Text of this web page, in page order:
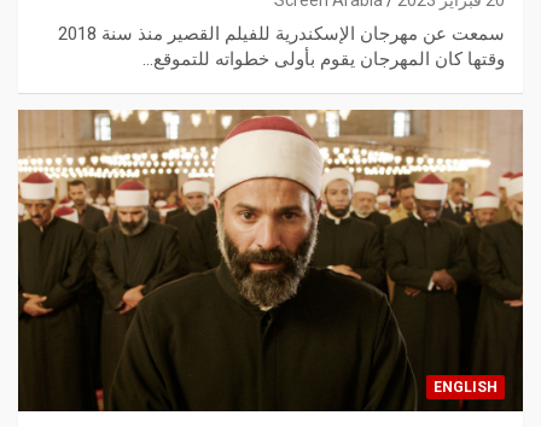
سمعت عن مهرجان الإسكندرية للفيلم القصير منذ سنة 2018
وقتها كان المهرجان يقوم بأولى خطواته للتموقع…
ENGLISH